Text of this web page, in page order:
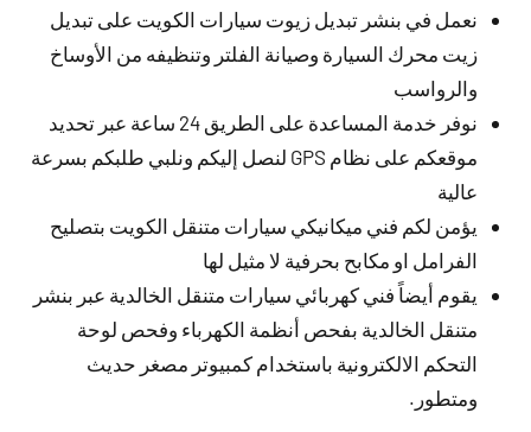
نعمل في بنشر تبديل زيوت سيارات الكويت على تبديل
زيت محرك السيارة وصيانة الفلتر وتنظيفه من الأوساخ
والرواسب
نوفر خدمة المساعدة على الطريق 24 ساعة عبر تحديد
موقعكم على نظام GPS لنصل إليكم ونلبي طلبكم بسرعة
عالية
يؤمن لكم فني ميكانيكي سيارات متنقل الكويت بتصليح
الفرامل او مكابح بحرفية لا مثيل لها
يقوم أيضاً فني كهربائي سيارات متنقل الخالدية عبر بنشر
متنقل الخالدية بفحص أنظمة الكهرباء وفحص لوحة
التحكم الالكترونية باستخدام كمبيوتر مصغر حديث
ومتطور.